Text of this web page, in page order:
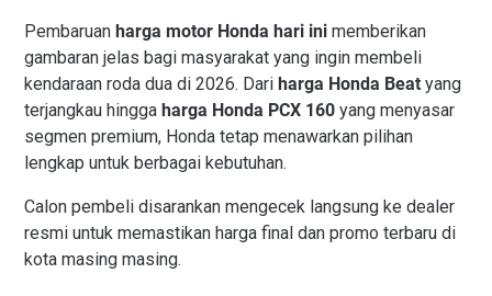
Pembaruan harga motor Honda hari ini memberikan
gambaran jelas bagi masyarakat yang ingin membeli
kendaraan roda dua di 2026. Dari harga Honda Beat yang
terjangkau hingga harga Honda PCX 160 yang menyasar
segmen premium, Honda tetap menawarkan pilihan
lengkap untuk berbagai kebutuhan.
Calon pembeli disarankan mengecek langsung ke dealer
resmi untuk memastikan harga final dan promo terbaru di
kota masing masing.